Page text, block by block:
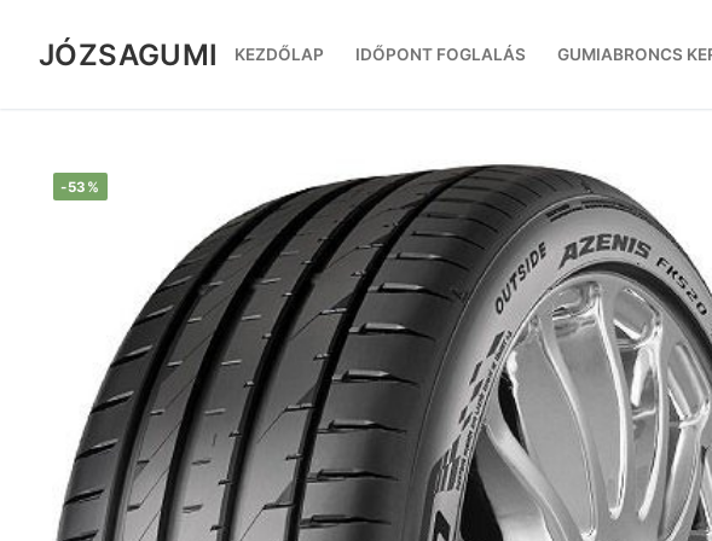
tartalomra
JÓZSAGUMI KEZDŐLAP IDŐPONT FOGLALÁS GUMIABRONCS
-53%